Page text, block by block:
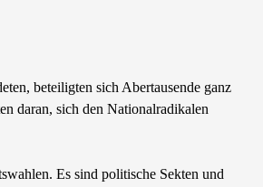
beteiligten sich Abertausende ganz
daran, sich den Nationalradikalen
Es sind politische Sekten und